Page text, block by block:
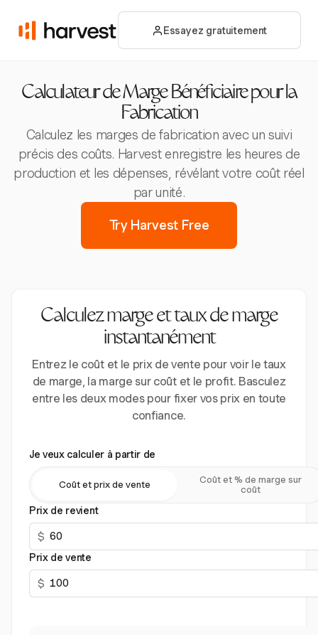
Essayez gratuitement
Calculateur de Marge Bénéficiaire pour la
Fabrication
Calculez les marges de fabrication avec un suivi
précis des coûts. Harvest enregistre les heures de
production et les dépenses, révélant votre coût réel
par unité.
Try Harvest Free
Calculez marge et taux de marge
instantanément
Entrez le coût et le prix de vente pour voir le taux
de marge, la marge sur coût et le profit. Basculez
entre les deux modes pour fixer vos prix en toute
confiance.
Je veux calculer à partir de
Coût et prix de vente
Coût et % de marge sur
coût
Prix de revient
$
Prix de vente
$